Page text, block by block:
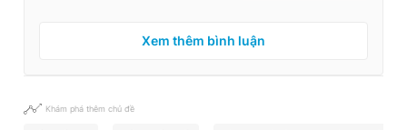
Xem thêm bình luận
Khám phá thêm chủ đề